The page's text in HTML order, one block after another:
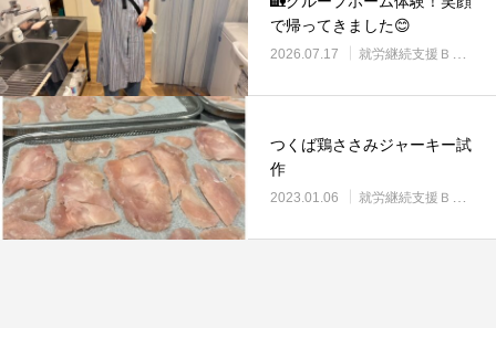
で帰ってきました😊
2026.07.17 就労継続支援Ｂ型・ニコプレイス
つくば鶏ささみジャーキー試
作
2023.01.06 就労継続支援Ｂ型・ニコプレイス